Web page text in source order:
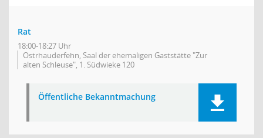
Rat
18:00-18:27 Uhr
Ostrhauderfehn, Saal der ehemaligen Gaststätte "Zur
alten Schleuse", 1. Südwieke 120
Öffentliche Bekanntmachung